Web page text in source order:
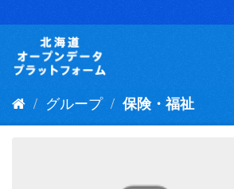
キ
グループ 保険・福祉